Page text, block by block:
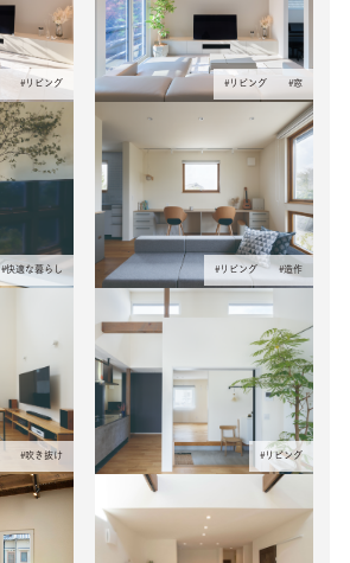
# リビング #リビング #窓
#快適な暮らし #リビング #造作
#吹き抜け #リビング